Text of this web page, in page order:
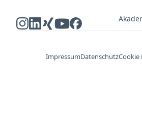
ImpressumDatenschutzCookie